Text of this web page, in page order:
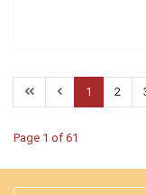
1 2
Page 1 of 61